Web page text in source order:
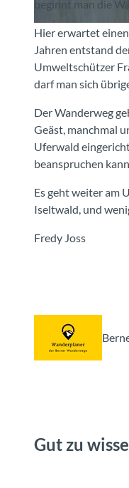
© Interlaken Tourismus
beginnt man die
Hier erwartet
Jahren entstand
Umweltschützer
darf man sich
Der Wanderweg
Geäst, manchmal
Uferwald
beanspruchen
Es geht weiter am
Iseltwald, und
Fredy Joss
Gut zu